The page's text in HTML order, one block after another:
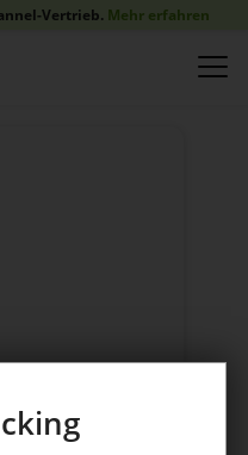
Vertrieb. Mehr erfahren